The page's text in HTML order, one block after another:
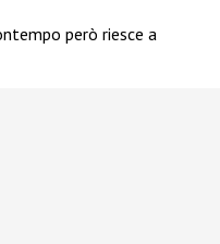
però riesce a